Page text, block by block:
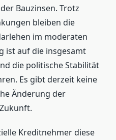
Bauzinsen. Trotz
bleiben die
im moderaten
ist auf die insgesamt
die politische Stabilität
Es gibt derzeit keine
Änderung der
Kreditnehmer diese